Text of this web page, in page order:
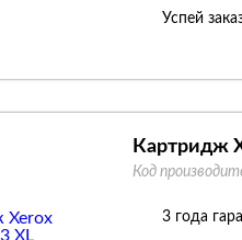
Успей
Картридж
Код
3 года